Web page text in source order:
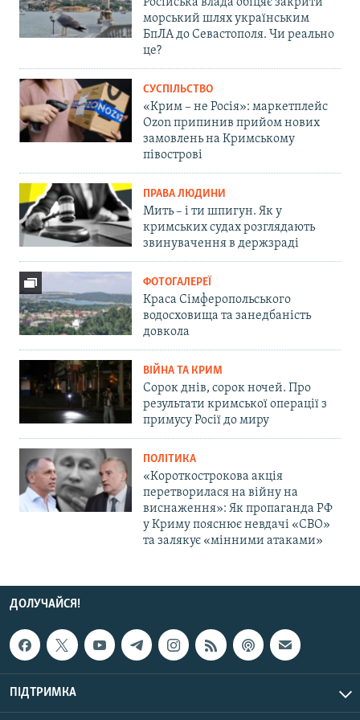
Російська влада обіцяє закрити
морський шлях українським
БпЛА до Севастополя. Чи реально
це?
СУСПІЛЬСТВО
«Крим – не Росія»: маркетплейс
Ozon припинив прийом нових
замовлень на Кримському
півострові
ПРАВА ЛЮДИНИ
Мить – і ти шпигун. Як у
кримських судах розглядають
звинувачення в держзраді
ФОТОГАЛЕРЕЇ
Краса Сімферопольського
водосховища та занедбаність
довкола
ВІЙНА ТА КРИМ
Сорок днів, сорок ночей. Про
результати кримської операції з
примусу Росії до миру
ПОЛІТИКА
«Короткострокова акція
перетворилася на війну на
виснаження»: Як пропаганда РФ
у Криму пояснює невдачі «СВО»
та залякує «мінними атаками»
ДОЛУЧАЙСЯ!
ПІДТРИМКА